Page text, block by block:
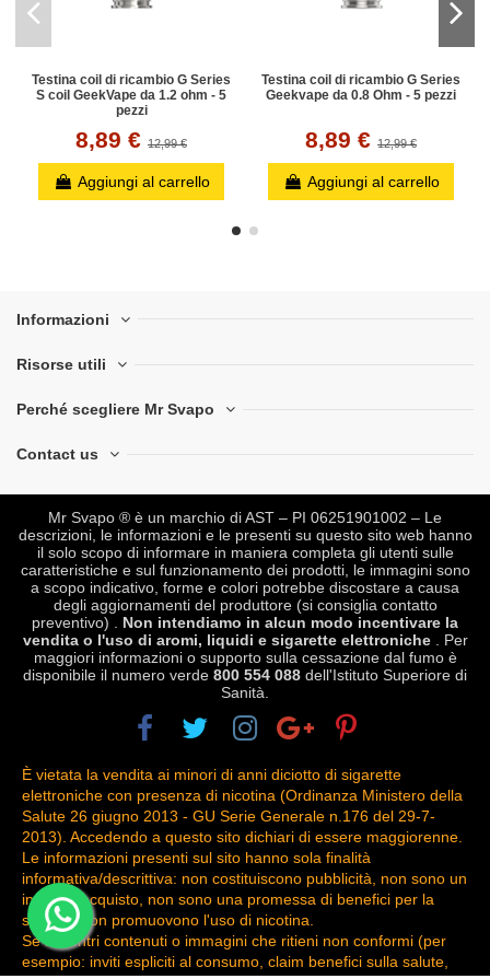
Testina coil di ricambio G Series
S coil GeekVape da 1.2 ohm - 5
pezzi
8,89 € 12,99 €
Aggiungi al carrello
Testina coil di ricambio G Series
Geekvape da 0.8 Ohm - 5 pezzi
8,89 € 12,99 €
Aggiungi al carrello
Informazioni
Risorse utili
Perché scegliere Mr Svapo
Contact us
Mr Svapo ® è un marchio di AST – PI 06251901002 – Le
descrizioni, le informazioni e le presenti su questo sito web hanno
il solo scopo di informare in maniera completa gli utenti sulle
caratteristiche e sul funzionamento dei prodotti, le immagini sono
a scopo indicativo, forme e colori potrebbe discostare a causa
degli aggiornamenti del produttore (si consiglia contatto
preventivo) . Non intendiamo in alcun modo incentivare la
vendita o l'uso di aromi, liquidi e sigarette elettroniche. Per
maggiori informazioni o supporto sulla cessazione dal fumo è
disponibile il numero verde 800 554 088 dell'Istituto Superiore di
Sanità.
È vietata la vendita ai minori di anni diciotto di sigarette
elettroniche con presenza di nicotina (Ordinanza Ministero della
Salute 26 giugno 2013 - GU Serie Generale n.176 del 29-7-
2013). Accedendo a questo sito dichiari di essere maggiorenne.
Le informazioni presenti sul sito hanno sola finalità
informativa/descrittiva: non costituiscono pubblicità, non sono un
invito all'acquisto, non sono una promessa di benefici per la
salute e non promuovono l'uso di nicotina.
Se riscontri contenuti o immagini che ritieni non conformi (per
esempio: inviti espliciti al consumo, claim benefici sulla salute,